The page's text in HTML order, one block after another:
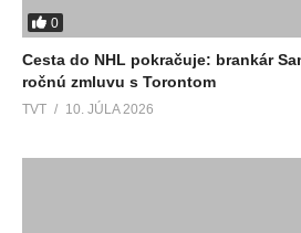
0
Cesta do NHL pokračuje: brankár
ročnú zmluvu s Torontom
TVT 10. JÚLA 2026